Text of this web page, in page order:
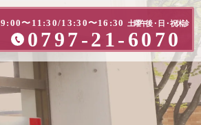
9:00〜11:30/13:30〜16:30 土曜午後・日・祝休診
0797-21-6070